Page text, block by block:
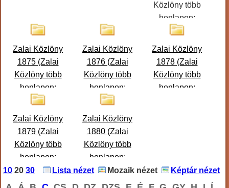
Közlöny több
honlapon:
Linkgyüjteményben
Zalai Közlöny
1875 (Zalai
Közlöny több
honlapon:
http://www.nagykar.hu/hivatkozasgyujtemeny/1/392.html)
Zalai Közlöny
1876 (Zalai
Közlöny több
honlapon:
http://www.nagykar.hu/
Zalai Közlöny
1878 (Zalai
Közlöny több
honlapon:
Zalai Közlöny
1879 (Zalai
Közlöny több
honlapon:
http://www.nagykar.hu/hivatkozasgyujtemeny/1/392.html)
Zalai Közlöny
1880 (Zalai
Közlöny több
honlapon:
http://www.nagykar.hu/
10 20 30 Lista nézet Mozaik nézet Képtár nézet